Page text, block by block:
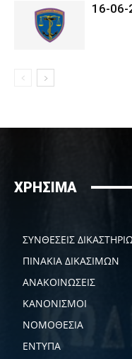
16-
ΧΡΗΣΙΜΑ
ΣΥΝΘΕΣΕΙΣ
ΠΙΝΑΚΙΑ ΔΙΚΑΣΙΜΩΝ
ΑΝΑΚΟΙΝΩΣΕΙΣ
ΚΑΝΟΝΙΣΜΟΙ
ΝΟΜΟΘΕΣΙΑ
ΕΝΤΥΠΑ